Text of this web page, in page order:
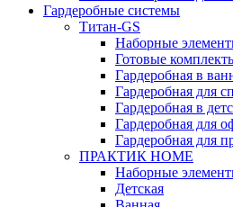
Гардеробные системы
Титан-GS
Наборные
Готовые
Гардеробная в
Гардеробная для
Гардеробная в
Гардеробная для
Гардеробная для
ПРАКТИК HOME
Наборные
Детская